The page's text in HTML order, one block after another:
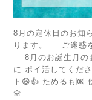
8月の定休日のお
ります。 ご迷惑を
8月のお誕生月の
に ポイ活してくだ
ト😆👍 ためるも🆗
🌸